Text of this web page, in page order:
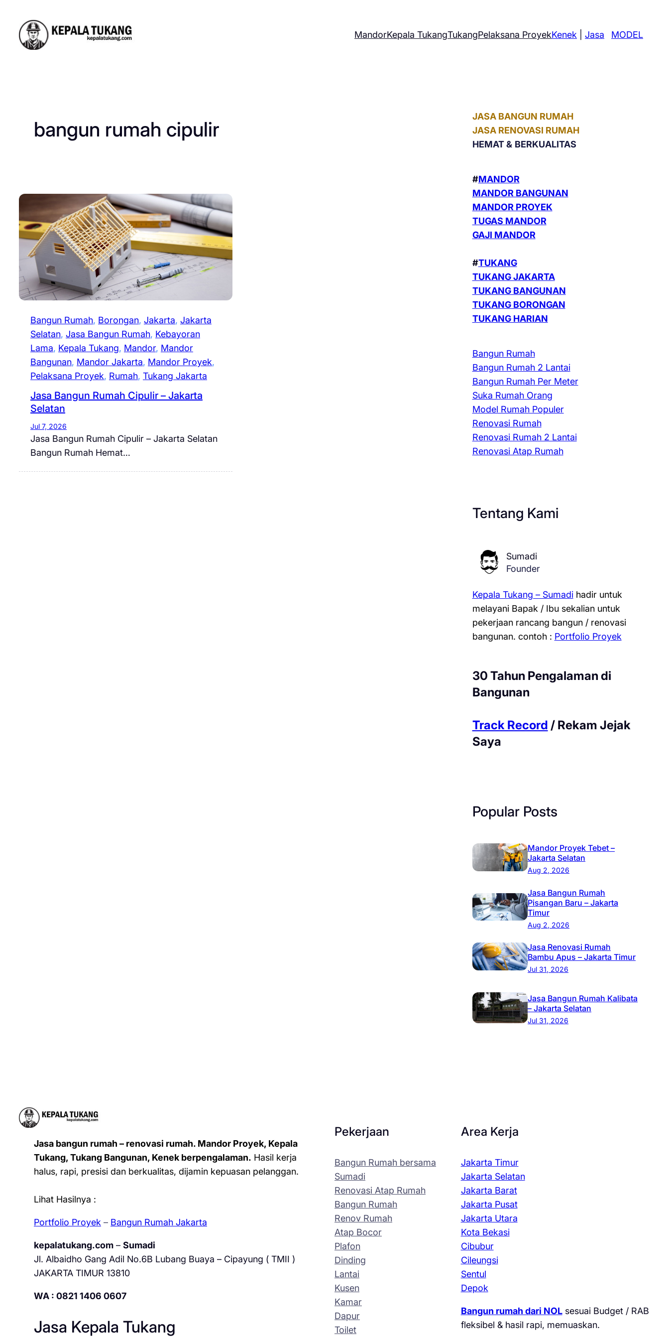
content
MandorKepala TukangTukangPelaksana ProyekKenek |Jasa MODEL
bangun rumah cipulir
Bangun Rumah, Borongan, Jakarta, Jakarta
Selatan, Jasa Bangun Rumah, Kebayoran
Lama, Kepala Tukang, Mandor, Mandor
Bangunan, Mandor Jakarta, Mandor Proyek
Pelaksana Proyek, Rumah, Tukang Jakarta
Jasa Bangun Rumah Cipulir – Jakarta
Selatan
Jul 7, 2026
Jasa Bangun Rumah Cipulir – Jakarta Selatan
Bangun Rumah Hemat…
JASA BANGUN RUMAH
JASA RENOVASI RUMAH
HEMAT & BERKUALITAS
#MANDOR
MANDOR BANGUNAN
MANDOR PROYEK
TUGAS MANDOR
GAJI MANDOR
#TUKANG
TUKANG JAKARTA
TUKANG BANGUNAN
TUKANG BORONGAN
TUKANG HARIAN
Bangun Rumah
Bangun Rumah 2 Lantai
Bangun Rumah Per Meter
Suka Rumah Orang
Model Rumah Populer
Renovasi Rumah
Renovasi Rumah 2 Lantai
Renovasi Atap Rumah
Tentang Kami
Sumadi
Founder
Kepala Tukang – Sumadihadir untuk
melayani Bapak / Ibu sekalian untuk
pekerjaan rancang bangun / renovasi
bangunan. contoh : Portfolio Proyek
30 Tahun Pengalaman di
Bangunan
Track Record / Rekam Jejak
Saya
Popular Posts
Mandor Proyek Tebet –
Jakarta Selatan
Aug 2, 2026
Jasa Bangun Rumah
Pisangan Baru – Jakarta
Timur
Aug 2, 2026
Jasa Renovasi Rumah
Bambu Apus – Jakarta Timur
Jul 31, 2026
Jasa Bangun Rumah Kalibata
– Jakarta Selatan
Jul 31, 2026
Jasa bangun rumah – renovasi rumah. Mandor Proyek, Kepala
Tukang, Tukang Bangunan, Kenek berpengalaman. Hasil kerja
halus, rapi, presisi dan berkualitas, dijamin kepuasan pelanggan.
Lihat Hasilnya :
Portfolio Proyek– Bangun Rumah Jakarta
kepalatukang.com– Sumadi
Jl. Albaidho Gang Adil No.6B Lubang Buaya – Cipayung ( TMII )
JAKARTA TIMUR 13810
WA : 0821 1406 0607
Jasa Kepala Tukang
Pekerjaan
Bangun Rumah bersama
Sumadi
Renovasi Atap Rumah
Bangun Rumah
Renov Rumah
Atap Bocor
Plafon
Dinding
Lantai
Kusen
Kamar
Dapur
Toilet
Area Kerja
Jakarta Timur
Jakarta Selatan
Jakarta Barat
Jakarta Pusat
Jakarta Utara
Kota Bekasi
Cibubur
Cileungsi
Sentul
Depok
Bangun rumah dari NOLsesuai Budget / RAB
fleksibel & hasil rapi, memuaskan.